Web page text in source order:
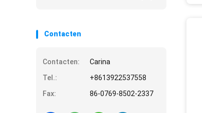
Contacten
Contacten:
Carina
Tel.:
+8613922537558
Fax:
86-0769-8502-2337